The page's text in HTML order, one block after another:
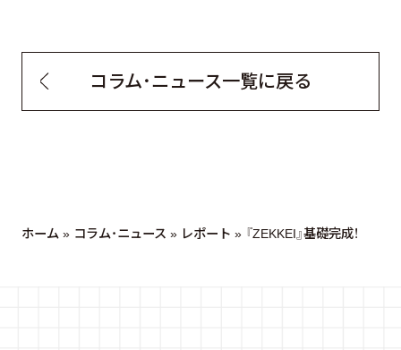
コラム・ニュース一覧に戻る
ホーム » コラム・ニュース » レポート » 『ZEKKEI』基礎完成！